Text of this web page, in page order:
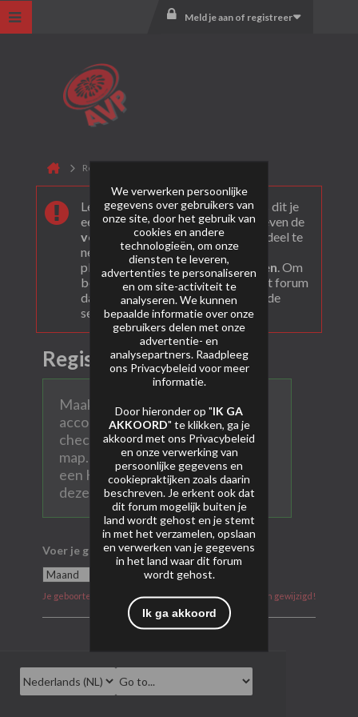
Meld je aan of registreer
Registreer
Leuk dat je ons gevonden hebt! Als dit je
eerste bezoek is bekijk dan eerst even de
veel gestelde vragen. Om actief deel te
nemen en ook berichten te kunnen
plaatsen moet je je eerst registeren. Om
berichten te bekijken, selecteer het forum
dat je wil bezoeken uit onderstaande
selectie.
Registreer
Maak hier een persoonlijk AVP
account aan. Vul alle velden in en
check ook na aanmelden je SPAM
map. Heel soms komen mails met
een Hotmail of Gmail account in
deze map terecht.
Voer je geboortedatum in
Je geboortedatum kan na aanmelding niet meer worden gewijzigd!
We verwerken persoonlijke
gegevens over gebruikers van
onze site, door het gebruik van
cookies en andere
technologieën, om onze
diensten te leveren,
advertenties te personaliseren
en om site-activiteit te
analyseren. We kunnen
bepaalde informatie over onze
gebruikers delen met onze
advertentie- en
analysepartners. Raadpleeg
ons Privacybeleid voor meer
informatie.
Door hieronder op "IK GA
AKKOORD" te klikken, ga je
akkoord met ons Privacybeleid
en onze verwerking van
persoonlijke gegevens en
cookiepraktijken zoals daarin
beschreven. Je erkent ook dat
dit forum mogelijk buiten je
land wordt gehost en je stemt
in met het verzamelen, opslaan
en verwerken van je gegevens
in het land waar dit forum
wordt gehost.
Ik ga akkoord